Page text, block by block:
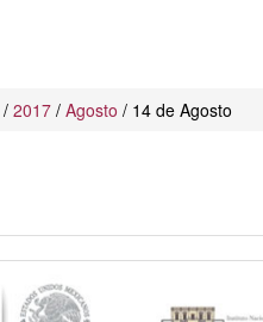
/ 2017 / Agosto / 14 de Agosto